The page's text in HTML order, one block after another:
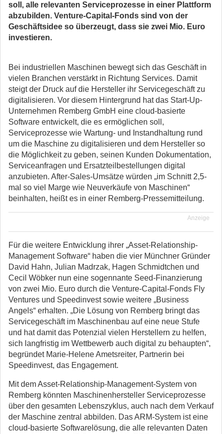
soll, alle relevanten Serviceprozesse in einer Plattform
abzubilden. Venture-Capital-Fonds sind von der
Geschäftsidee so überzeugt, dass sie zwei Mio. Euro
investieren.
Bei industriellen Maschinen bewegt sich das Geschäft in
vielen Branchen verstärkt in Richtung Services. Damit
steigt der Druck auf die Hersteller ihr Servicegeschäft zu
digitalisieren. Vor diesem Hintergrund hat das Start-Up-
Unternehmen Remberg GmbH eine cloud-basierte
Software entwickelt, die es ermöglichen soll,
Serviceprozesse wie Wartung- und Instandhaltung rund
um die Maschine zu digitalisieren und dem Hersteller so
die Möglichkeit zu geben, seinen Kunden Dokumentation,
Serviceanfragen und Ersatzteilbestellungen digital
anzubieten. After-Sales-Umsätze würden „im Schnitt 2,5-
mal so viel Marge wie Neuverkäufe von Maschinen“
beinhalten, heißt es in einer Remberg-Pressemitteilung.
Anzeige
Für die weitere Entwicklung ihrer „Asset-Relationship-
Management Software“ haben die vier Münchner Gründer
David Hahn, Julian Madrzak, Hagen Schmidtchen und
Cecil Wöbker nun eine sogennante Seed-Finanzierung
von zwei Mio. Euro durch die Venture-Capital-Fonds Fly
Ventures und Speedinvest sowie weitere „Business
Angels“ erhalten. „Die Lösung von Remberg bringt das
Servicegeschäft im Maschinenbau auf eine neue Stufe
und hat damit das Potenzial vielen Herstellern zu helfen,
sich langfristig im Wettbewerb auch digital zu behaupten“,
begründet Marie-Helene Ametsreiter, Partnerin bei
Speedinvest, das Engagement.
Mit dem Asset-Relationship-Management-System von
Remberg könnten Maschinenhersteller Serviceprozesse
über den gesamten Lebenszyklus, auch nach dem Verkauf
der Maschine zentral abbilden. Das ARM-System ist eine
cloud-basierte Softwarelösung, die alle relevanten Daten